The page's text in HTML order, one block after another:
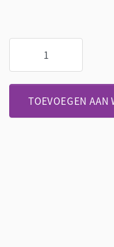
aantal
TOEVOEGEN AAN